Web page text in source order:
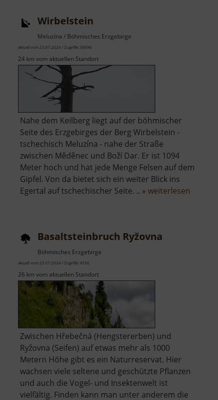
Wirbelstein
Meluzína / Böhmisches Erzgebirge
aktuell vom 23.07.2024 / Zugriffe: 30696
24 km vom aktuellen Standort
Nahe dem Keilberg liegt auf der böhmischer
Seite des Erzgebirges der Berg Wirbelstein -
tschechisch Meluzína - nahe der Straße
zwischen Měděnec und Boží Dar. Er ist 1094
Meter hoch und hat jede Menge Felsen auf dem
Gipfel. Von da bietet sich ein weiter Blick ins
Egertal auf tschechischer Seite. .. » weiterlesen
Basaltsteinbruch Ryžovna
Böhmisches Erzgebirge
aktuell vom 23.07.2024 / Zugriffe: 4596
26 km vom aktuellen Standort
Zwischen Hřebečná (Hengstererben) und
Ryžovna (Seifen) auf etwas mehr als 1000
Metern Höhe gibt es ein Naturreservat. Hier
wachsen viele seltene und geschützte Pflanzen
und auch die Vogel- und Insektenwelt ist
vielfältig. Finden kann man unter anderem die